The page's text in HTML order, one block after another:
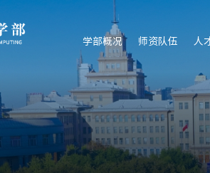
学部概况 师资队伍 人